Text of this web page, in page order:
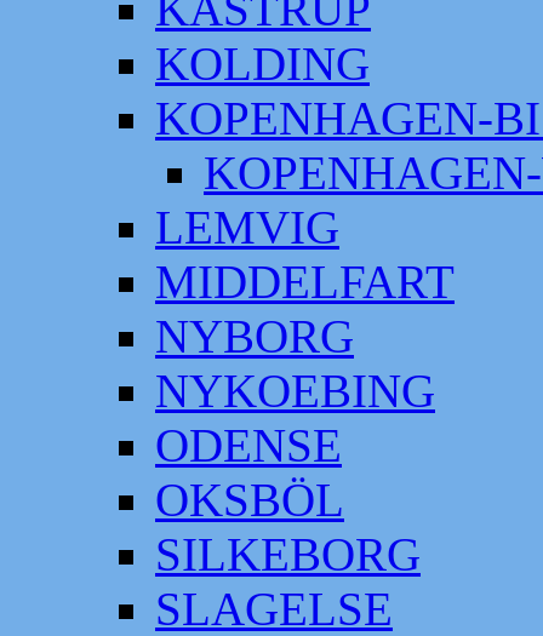
KOLDING
KOPENHAGEN-
LEMVIG
MIDDELFART
NYBORG
NYKOEBING
ODENSE
OKSBÖL
SILKEBORG
SLAGELSE